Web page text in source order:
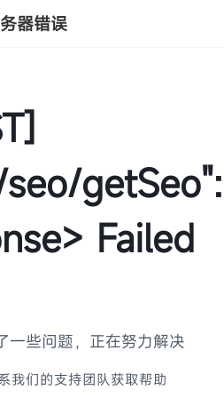
器错误
getSeo":
Failed
一些问题，正在努力解决
我们的支持团队获取帮助